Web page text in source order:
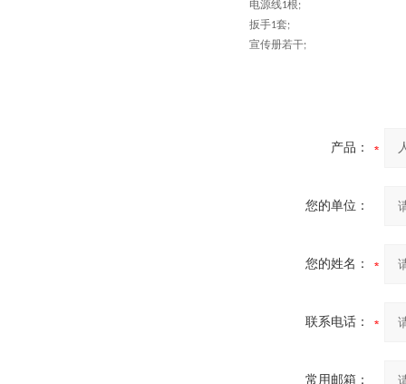
电源线1根;
扳手1套;
宣传册若干;
产品：
您的单位：
您的姓名：
联系电话：
常用邮箱：